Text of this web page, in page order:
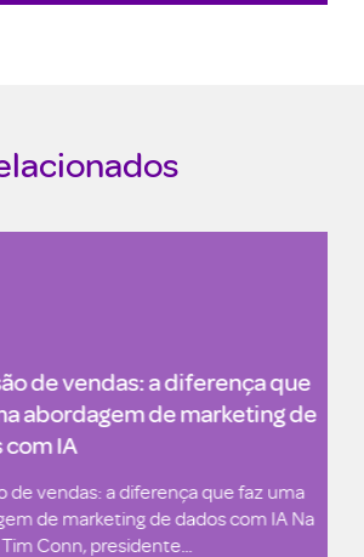
vendas: a diferença que
de marketing de
IA
a diferença que faz uma
marketing de dados com IA Na
presidente...